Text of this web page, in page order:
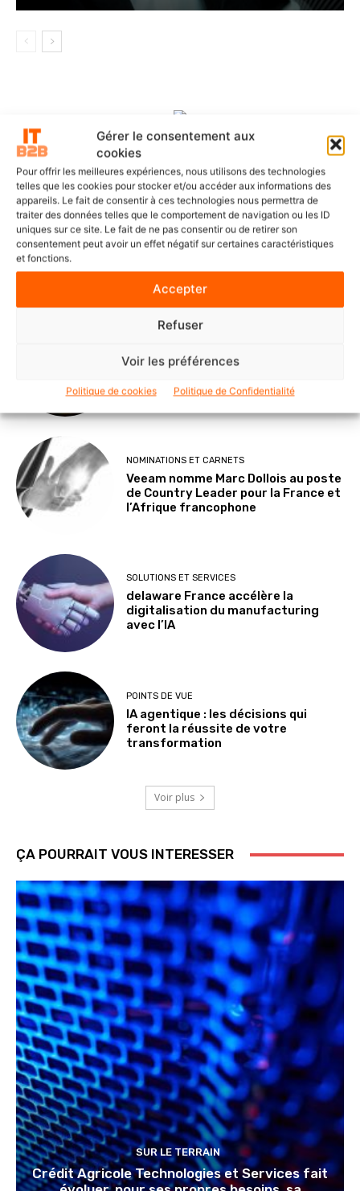
Gérer le consentement aux
cookies
Pour offrir les meilleures expériences, nous utilisons des technologies
telles que les cookies pour stocker et/ou accéder aux informations des
appareils. Le fait de consentir à ces technologies nous permettra de
traiter des données telles que le comportement de navigation ou les ID
uniques sur ce site. Le fait de ne pas consentir ou de retirer son
consentement peut avoir un effet négatif sur certaines caractéristiques
et fonctions.
Accepter
Refuser
Voir les préférences
Politique de cookies Politique de Confidentialité
DERNIERS ARTICLES
SOLUTIONS ET SERVICES
ITS Group construit les fondations
Le Mode IA de Google, ou le Shadow
NOMINATIONS ET CARNETS
Veeam nomme Marc Dollois au poste
de Country Leader pour la France et
l’Afrique francophone
SOLUTIONS ET SERVICES
delaware France accélère la
digitalisation du manufacturing
avec l’IA
POINTS DE VUE
IA agentique : les décisions qui
feront la réussite de votre
transformation
Voir plus
ÇA POURRAIT VOUS INTERESSER
SUR LE TERRAIN
Crédit Agricole Technologies et Services fait